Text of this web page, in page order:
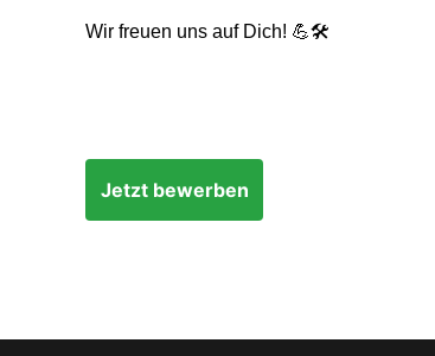
Wir freuen uns auf Dich! 💪🛠️
Jetzt bewerben